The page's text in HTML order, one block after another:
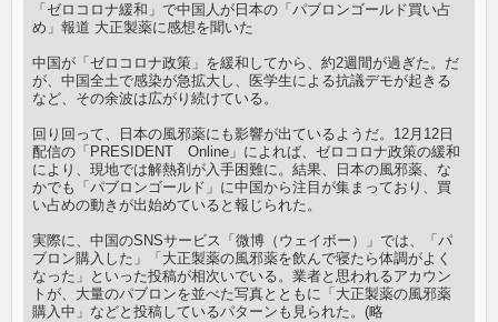
「ゼロコロナ緩和」で中国人が日本の「パブロンゴールド買い占
め」報道 大正製薬に感想を聞いた
中国が「ゼロコロナ政策」を緩和してから、約2週間が過ぎた。だ
が、中国全土で感染が急拡大し、医学生による抗議デモが起きる
など、その余波は広がり続けている。
回り回って、日本の風邪薬にも影響が出ているようだ。12月12日
配信の「PRESIDENT Online」によれば、ゼロコロナ政策の緩和
により、現地では解熱剤が入手困難に。結果、日本の風邪薬、な
かでも「パブロンゴールド」に中国から注目が集まっており、買
い占めの動きが出始めていると報じられた。
実際に、中国のSNSサービス「微博（ウェイボー）」では、「パ
ブロン購入した」「大正製薬の風邪薬を飲んで寝たら体調がよく
なった」といった投稿が相次いでいる。業者と思われるアカウン
トが、大量のパブロンを並べた写真とともに「大正製薬の風邪薬
購入中」などと投稿しているパターンも見られた。(略